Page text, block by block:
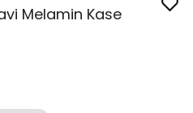
Melamin Kase